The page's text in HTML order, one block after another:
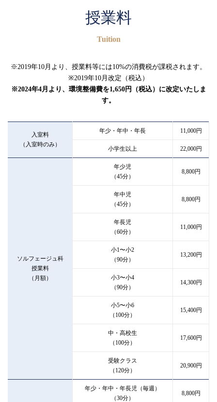
授業料
Tuition
※2019年10月より、授業料等には10%の消費税が課税されます。
※2019年10月改定（税込）
※2024年4月より、環境整備費を1,650円（税込）に改定いたしま
す。
入室料
（入室時のみ）
年少・年中・年長 11,000円
小学生以上 22,000円
ソルフェージュ科
授業料
（月額）
年少児
（45分）
8,800円
年中児
（45分）
8,800円
年長児
（60分）
11,000円
小1〜小2
（90分）
13,200円
小3〜小4
（90分）
14,300円
小5〜小6
（100分）
15,400円
中・高校生
（100分）
17,600円
受験クラス
（120分）
20,900円
年少・年中・年長児（毎週）
（30分）
8,800円